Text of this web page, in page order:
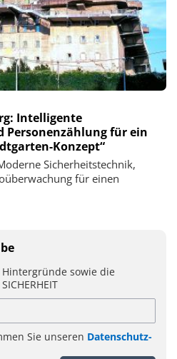
Intelligente
Personenzählung für ein
Konzept“
Sicherheitstechnik,
für einen
sowie die
Sie unseren Datenschutz-